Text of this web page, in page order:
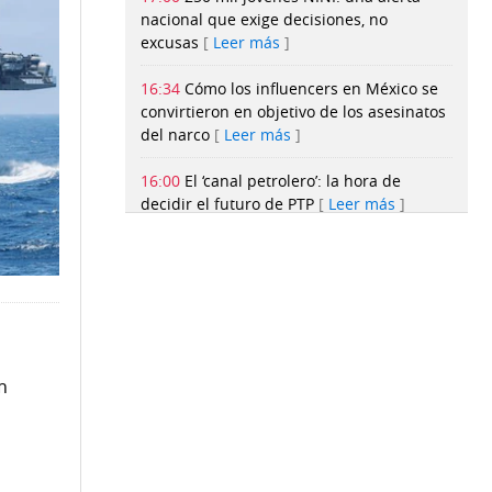
nacional que exige decisiones, no
excusas
Leer más
16:34 Cómo los influencers en México se
convirtieron en objetivo de los asesinatos
del narco
Leer más
16:00 El ‘canal petrolero’: la hora de
decidir el futuro de PTP
Leer más